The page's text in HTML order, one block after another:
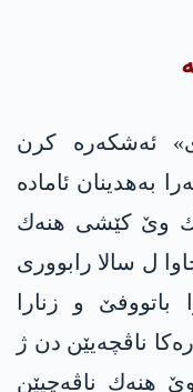
ئه‌شكه‌ره‌ كرن
به‌هدینان ئاماده‌
وێ كێشی هنه‌ك
ل سالا رابووری
باتووفێ و زنارا
ناڤچه‌یێن دن ژ
هنه‌ك ناڤه‌چیێن